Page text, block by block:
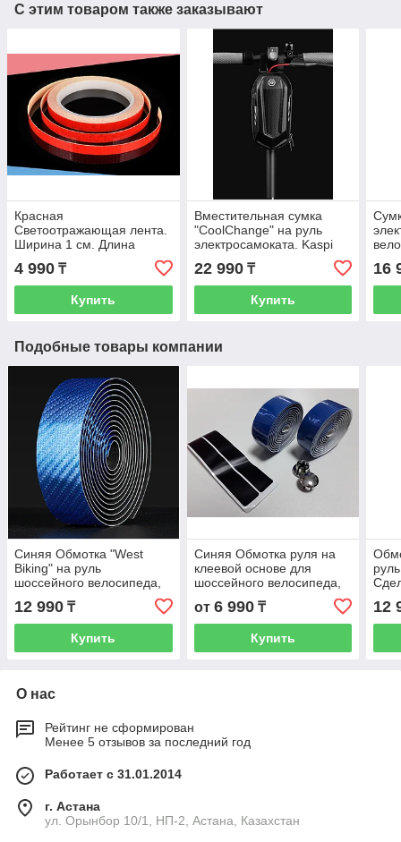
С этим товаром также заказывают
Красная
Светоотражающая лента.
Ширина 1 см. Длина
(намотка) 8 м.
Самоклеящаяся,
световозвращающая
4 990 ₸
Купить
Вместительная сумка
"CoolChange" на руль
электросамоката. Kaspi
RED. Рассрочка.
22 990₸
Купить
16
Подобные товары компании
Синяя Обмотка "West
Biking" на руль
шоссейного велосипеда,
Велосипедная лента под
карбон.
12 990 ₸
Купить
Синяя Обмотка руля на
клеевой основе для
шоссейного велосипеда,
фикса, Fix, Gravel, Грэвел.
Обмотки. Лента под
карбон.
от 6 990₸
Купить
12
О нас
Рейтинг не сформирован
Менее 5 отзывов за последний год
Работает с 31.01.2014
г. Астана
ул. Орынбор 10/1, НП-2, Астана, Казахстан